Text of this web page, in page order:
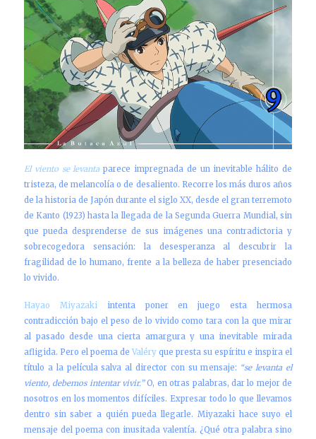
El viento se levanta parece impregnada de un inevitable hálito de
tristeza, de melancolía o de desaliento. Recorre los más duros años
de la historia de Japón durante el siglo XX, desde el gran terremoto
de Kanto (1923) hasta la llegada de la Segunda Guerra Mundial, sin
que pueda desprenderse de sus imágenes una contradictoria y
sobrecogedora sensación: la desesperanza al descubrir la
fragilidad de lo humano, frente a la belleza de haber presenciado
lo vivido.
Hayao Miyazaki intenta poner en juego esta hermosa
contradicción bajo el peso de lo vivido como tara con la que mirar
al pasado desde una cierta amargura y una inevitable mirada
afligida. Pero el poema de Valéry que presta su espíritu e inspira el
título a la película salva al director con su mensaje: “se levanta el
viento, debemos intentar vivir.”O, en otras palabras, dar lo mejor de
nosotros en los momentos difíciles. Expresar todo lo que llevamos
dentro sin saber a quién pueda llegarle. Miyazaki hace suyo el
mensaje del poema con inusitada valentía. ¿Qué otra palabra sino